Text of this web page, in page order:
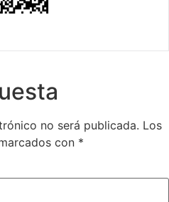
no será publicada. Los
con *